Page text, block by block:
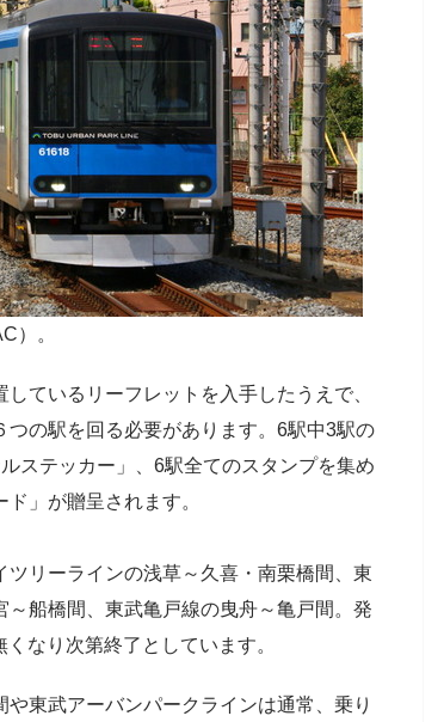
）。
ているリーフレットを入手したうえで、
の駅を回る必要があります。6駅中3駅の
ステッカー」、6駅全てのスタンプを集め
」が贈呈されます。
リーラインの浅草～久喜・南栗橋間、東
船橋間、東武亀戸線の曳舟～亀戸間。発
なり次第終了としています。
東武アーバンパークラインは通常、乗り